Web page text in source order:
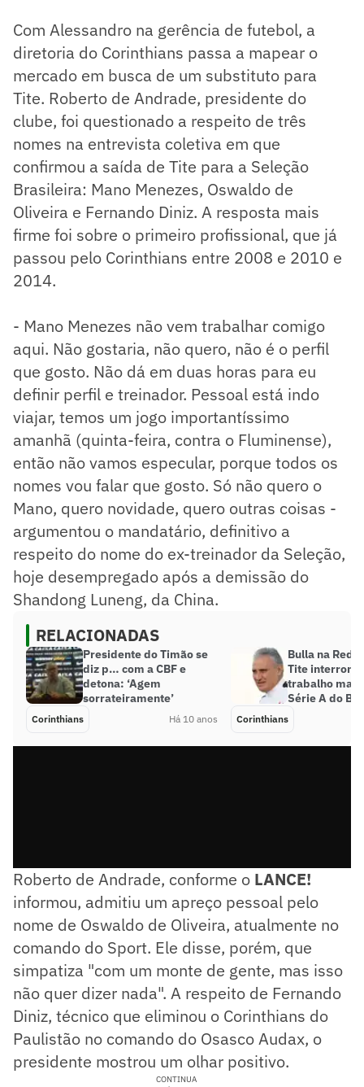
Com Alessandro na gerência de futebol, a
diretoria do Corinthians passa a mapear o
mercado em busca de um substituto para
Tite. Roberto de Andrade, presidente do
clube, foi questionado a respeito de três
nomes na entrevista coletiva em que
confirmou a saída de Tite para a Seleção
Brasileira: Mano Menezes, Oswaldo de
Oliveira e Fernando Diniz. A resposta mais
firme foi sobre o primeiro profissional, que já
passou pelo Corinthians entre 2008 e 2010 e
2014.
- Mano Menezes não vem trabalhar comigo
aqui. Não gostaria, não quero, não é o perfil
que gosto. Não dá em duas horas para eu
definir perfil e treinador. Pessoal está indo
viajar, temos um jogo importantíssimo
amanhã (quinta-feira, contra o Fluminense),
então não vamos especular, porque todos os
nomes vou falar que gosto. Só não quero o
Mano, quero novidade, quero outras coisas -
argumentou o mandatário, definitivo a
respeito do nome do ex-treinador da Seleção,
hoje desempregado após a demissão do
Shandong Luneng, da China.
RELACIONADAS
Presidente do Timão se
diz p… com a CBF e
detona: ‘Agem
sorrateiramente’
Corinthians Há 10 anos
Bulla na
Tite
trabalho mais
Série A do
Corinthians
Roberto de Andrade, conforme o LANCE!
informou, admitiu um apreço pessoal pelo
nome de Oswaldo de Oliveira, atualmente no
comando do Sport. Ele disse, porém, que
simpatiza "com um monte de gente, mas isso
não quer dizer nada". A respeito de Fernando
Diniz, técnico que eliminou o Corinthians do
Paulistão no comando do Osasco Audax, o
presidente mostrou um olhar positivo.
CONTINUA